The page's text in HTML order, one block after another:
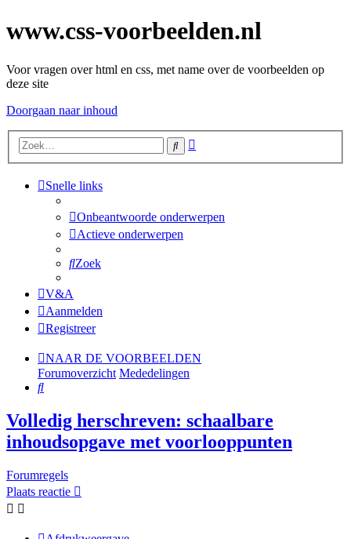
www.css-voorbeelden.nl
Voor vragen over html en css, met name over de voorbeelden op
deze site
Doorgaan naar inhoud
Zoek
Snelle links
Onbeantwoorde onderwerpen
Actieve onderwerpen
Zoek
V&A
Aanmelden
Registreer
NAAR DE VOORBEELDEN
Forumoverzicht Mededelingen
Zoek
Volledig herschreven: schaalbare
inhoudsopgave met voorlooppunten
Forumregels
Plaats reactie